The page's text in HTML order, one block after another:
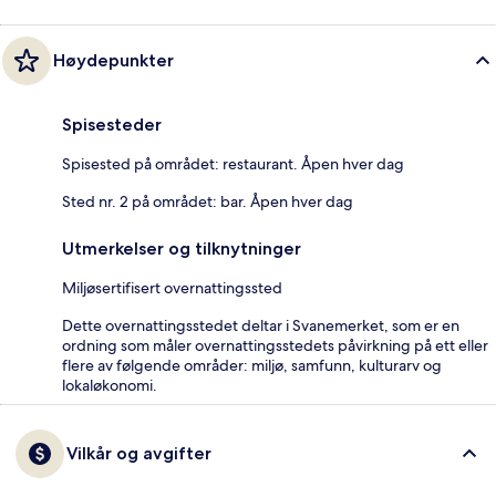
Høydepunkter
Spisesteder
Spisested på området: restaurant. Åpen hver dag
Sted nr. 2 på området: bar. Åpen hver dag
Utmerkelser og tilknytninger
Miljøsertifisert overnattingssted
Dette overnattingsstedet deltar i Svanemerket, som er en
ordning som måler overnattingsstedets påvirkning på ett eller
flere av følgende områder: miljø, samfunn, kulturarv og
lokaløkonomi.
Vilkår og avgifter